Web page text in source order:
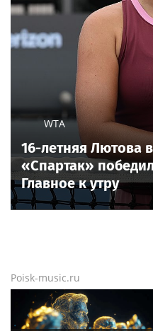
WTA
16-летняя Лютова
«Спартак»
Главное к утру
Poisk-music.ru